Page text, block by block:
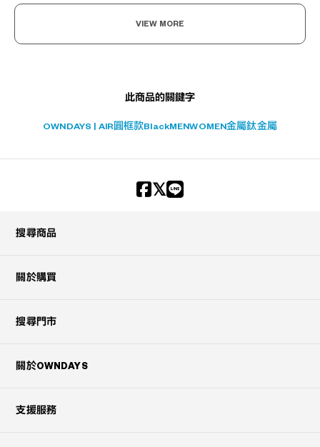
VIEW MORE
此商品的關鍵字
OWNDAYS | AIR 圓框款 BlackMENWOMEN金屬鈦金屬
搜尋商品
關於購買
搜尋門市
關於OWNDAYS
支援服務